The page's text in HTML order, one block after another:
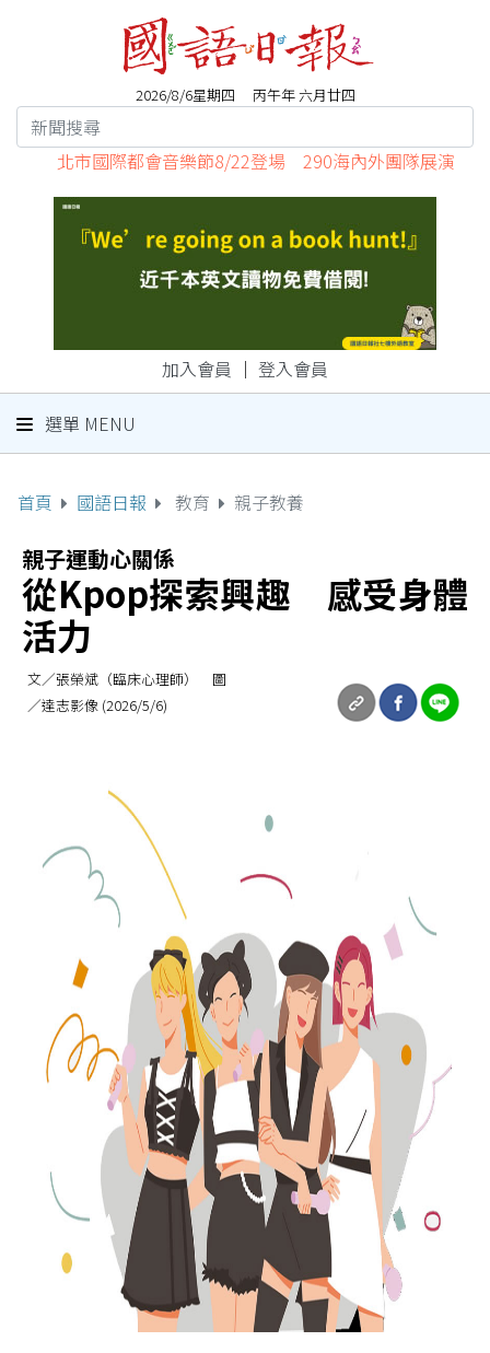
2026/8/6星期四 丙午年 六月廿四
北市國際都會音樂節8/22登場 290海內外團隊展演
加入會員 ｜ 登入會員
選單 MENU
首頁 國語日報 教育 親子教養
親子運動心關係
從Kpop探索興趣 感受身體
活力
文／張榮斌（臨床心理師） 圖
／達志影像 (2026/5/6)